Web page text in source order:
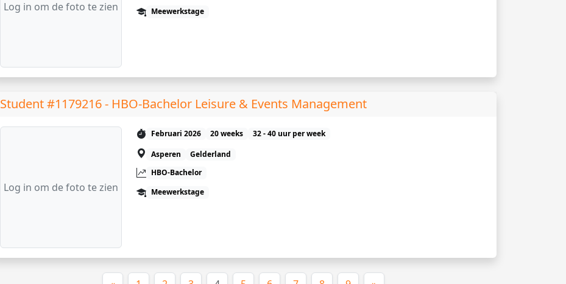
Log in om de foto te zien
Meewerkstage
Student #1179216 - HBO-Bachelor Leisure & Events Management
Log in om de foto te zien
Februari 2026 20 weeks
32 - 40 uur per week
Asperen
Gelderland
HBO-Bachelor
Meewerkstage